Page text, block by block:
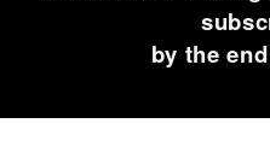
by the